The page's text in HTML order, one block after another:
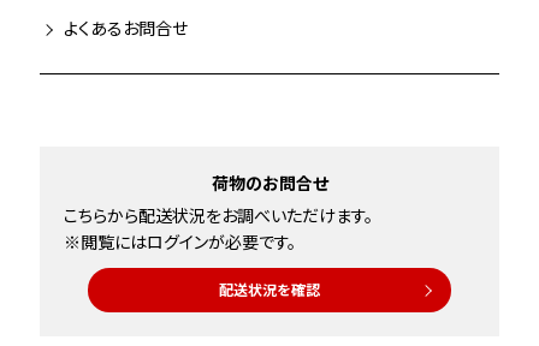
よくあるお問合せ
荷物のお問合せ
こちらから配送状況をお調べいただけます。
※閲覧にはログインが必要です。
配送状況を確認